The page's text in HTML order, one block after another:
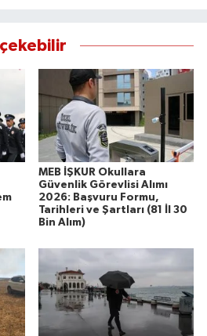
MEB İŞKUR Okullara
Güvenlik Görevlisi Alımı
2026: Başvuru Formu,
Tarihleri ve Şartları (81 İl 30
Bin Alım)